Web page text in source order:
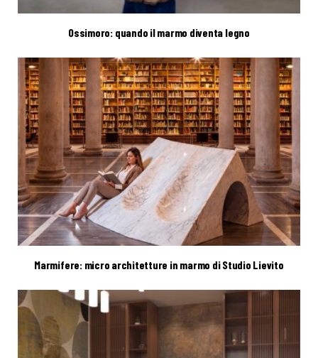
Ossimoro: quando il marmo diventa legno
Marmifere: micro architetture in marmo di Studio Lievito